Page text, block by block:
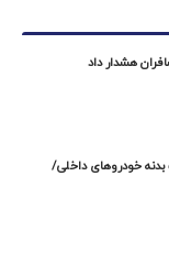
هشدار داد
خودروهای داخلی/